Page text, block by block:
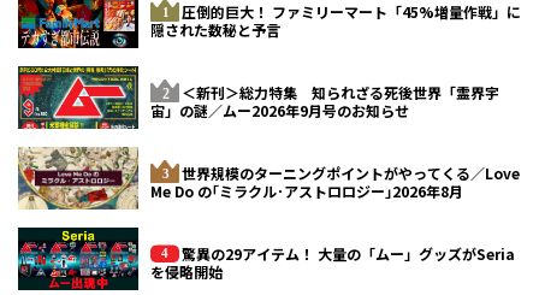
圧倒的巨大！ ファミリーマート「45%増量作戦」に
隠された数秘と予言
＜新刊＞総力特集 知られざる死後世界「霊界宇
宙」の謎／ムー2026年9月号のお知らせ
世界規模のターニングポイントがやってくる／Love
Me Do の｢ミラクル･アストロロジー｣2026年8月
驚異の29アイテム！ 大量の「ムー」グッズがSeria
を侵略開始